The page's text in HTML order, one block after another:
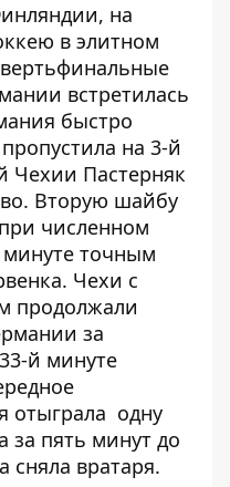
на
в элитном
встретилась
быстро
на 3-й
Чехии Пастерняк
Вторую шайбу
численном
точным
Чехи с
продолжали
за
й минуте
отыграла одну
за пять минут до
сняла вратаря.